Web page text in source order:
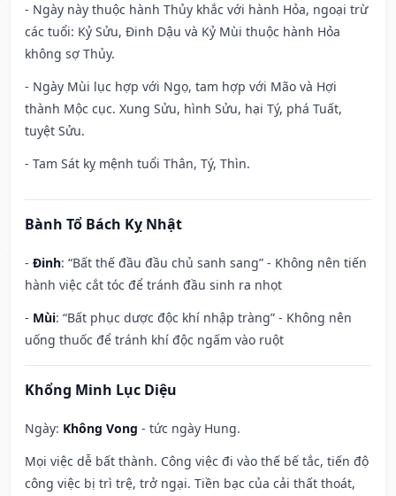
- Ngày này thuộc hành Thủy khắc với hành Hỏa, ngoại trừ
các tuổi: Kỷ Sửu, Đinh Dậu và Kỷ Mùi thuộc hành Hỏa
không sợ Thủy.
- Ngày Mùi lục hợp với Ngọ, tam hợp với Mão và Hợi
thành Mộc cục. Xung Sửu, hình Sửu, hại Tý, phá Tuất,
tuyệt Sửu.
- Tam Sát kỵ mệnh tuổi Thân, Tý, Thìn.
Bành Tổ Bách Kỵ Nhật
- Đinh: “Bất thế đầu đầu chủ sanh sang” - Không nên tiến
hành việc cắt tóc để tránh đầu sinh ra nhọt
- Mùi: “Bất phục dược độc khí nhập tràng” - Không nên
uống thuốc để tránh khí độc ngấm vào ruột
Khổng Minh Lục Diệu
Ngày: Không Vong - tức ngày Hung.
Mọi việc dễ bất thành. Công việc đi vào thế bế tắc, tiến độ
công việc bị trì trệ, trở ngại. Tiền bạc của cải thất thoát,